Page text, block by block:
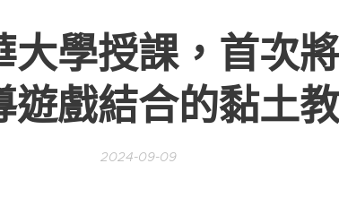
大學授課，首次
遊戲結合的黏土
2024-09-09